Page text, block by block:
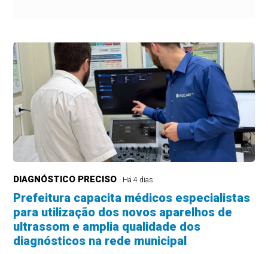
DIAGNÓSTICO PRECISO Há 4 dias
Prefeitura capacita médicos especialistas
para utilização dos novos aparelhos de
ultrassom e amplia qualidade dos
diagnósticos na rede municipal